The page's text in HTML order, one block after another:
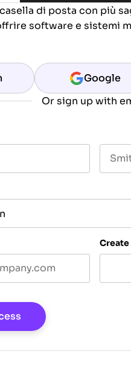
di posta con più
software e sistemi
Google
Or sign up with
Create